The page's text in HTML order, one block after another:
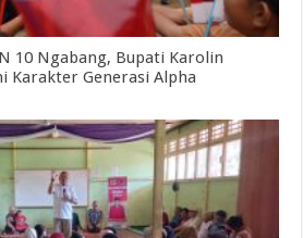
10 Ngabang, Bupati Karolin
Karakter Generasi Alpha